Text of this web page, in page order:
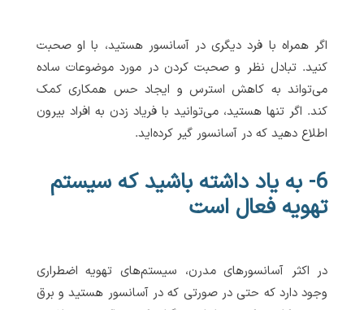
اگر همراه با فرد دیگری در آسانسور هستید، با او صحبت
کنید. تبادل نظر و صحبت کردن در مورد موضوعات ساده
می‌تواند به کاهش استرس و ایجاد حس همکاری کمک
کند. اگر تنها هستید، می‌توانید با فریاد زدن به افراد بیرون
اطلاع دهید که در آسانسور گیر کرده‌اید.
6- به یاد داشته باشید که سیستم
تهویه فعال است
در اکثر آسانسورهای مدرن، سیستم‌های تهویه اضطراری
وجود دارد که حتی در صورتی که در آسانسور هستید و برق